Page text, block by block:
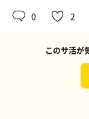
0
2
このサ活が